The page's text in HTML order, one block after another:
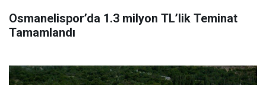
Osmanelispor’da 1.3 milyon TL’lik Teminat
Tamamlandı